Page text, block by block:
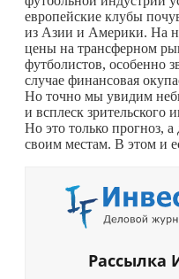
европейские клубы
из Азии и Америки. На
цены на трансферном
футболистов, особенно
случае финансовая
Но точно мы увидим
и всплеск зрительского
Но это только прогноз,
своим местам. В этом и
Рассылка